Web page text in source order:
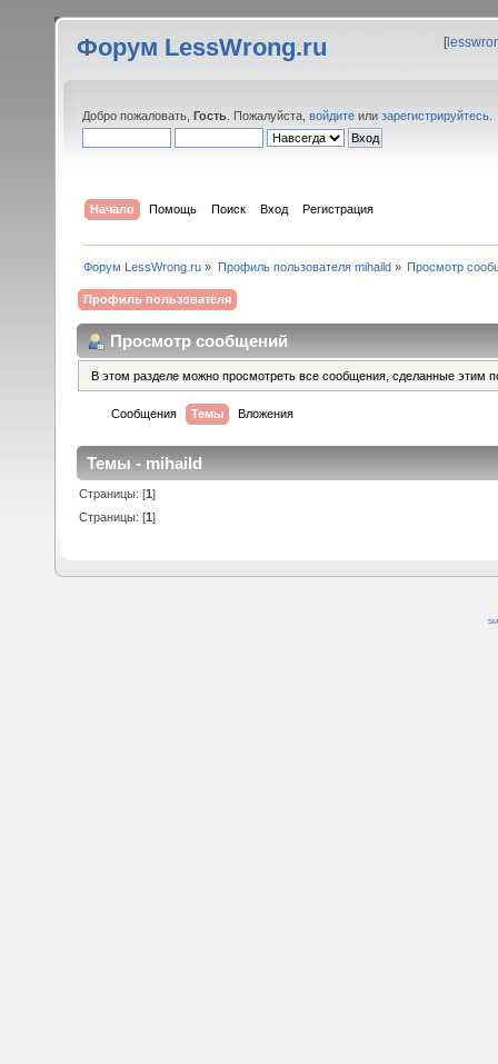
Форум LessWrong.ru [
Добро пожаловать, Гость . Пожалуйста, войдите или зарегистрируйтесь
Начало Помощь Поиск Вход Регистрация
Форум LessWrong.ru » Профиль пользователя mihaild» Просмотр
Профиль пользователя
Просмотр сообщений
В этом разделе можно просмотреть все сообщения, сделанные этим
Сообщения Темы Вложения
Темы - mihaild
Страницы: [1]
Страницы: [1]